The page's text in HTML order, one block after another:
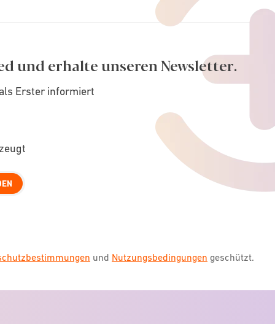
und erhalte unseren Newsletter.
Erster informiert
und Nutzungsbedingungen geschützt.